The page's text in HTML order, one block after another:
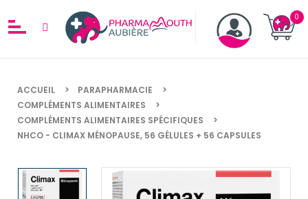
ACCUEIL
PARAPHARMACIE
COMPLÉMENTS ALIMENTAIRES
COMPLÉMENTS ALIMENTAIRES SPÉCIFIQUES
NHCO - CLIMAX MÉNOPAUSE, 56 GÉLULES + 56 CAPSULES